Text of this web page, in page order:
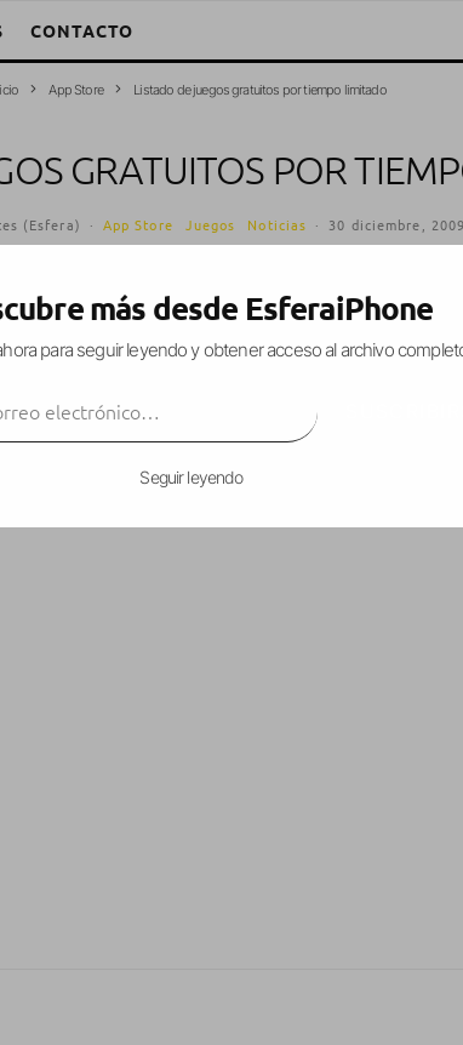
CONTACTO
App Store Listado de juegos gratuitos por tiempo limitado
GRATUITOS POR
(Esfera) · App Store Juegos Noticias · 30 diciembre, 2009
os dejo uno más con varios
como aviso siempre, aprovechad
más desde EsferaiPhone
para seguir leyendo y obtener acceso al archivo
Seguir leyendo